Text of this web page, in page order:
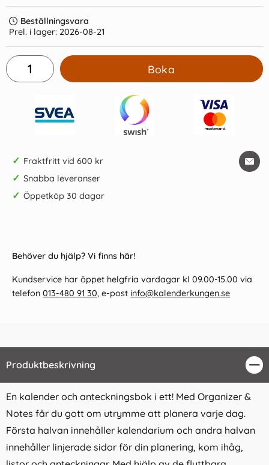
Beställningsvara
Prel. i lager: 2026-08-21
Boka
✓ Fraktfritt vid 600 kr
✓ Snabba leveranser
✓ Öppetköp 30 dagar
Behöver du hjälp? Vi finns här!
Kundservice har öppet helgfria vardagar kl 09.00-15.00 via
telefon 013-480 91 30, e-post info@kalenderkungen.se
Produktbeskrivning
En kalender och anteckningsbok i ett! Med Organizer &
Notes får du gott om utrymme att planera varje dag.
Första halvan innehåller kalendarium och andra halvan
innehåller linjerade sidor för din planering, kom ihåg,